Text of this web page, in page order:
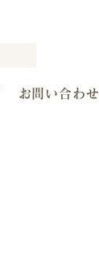
お問い合わせ